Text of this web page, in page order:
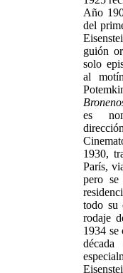
Año
del
guión
solo
al
es
1930,
París,
pero
todo su
rodaje
1934 se